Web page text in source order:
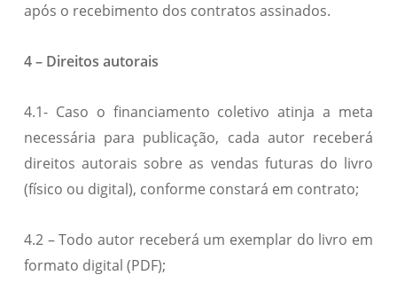
após o recebimento dos contratos assinados.
4 – Direitos autorais
4.1- Caso o financiamento coletivo atinja a meta
necessária para publicação, cada autor receberá
direitos autorais sobre as vendas futuras do livro
(físico ou digital), conforme constará em contrato;
4.2 – Todo autor receberá um exemplar do livro em
formato digital (PDF);